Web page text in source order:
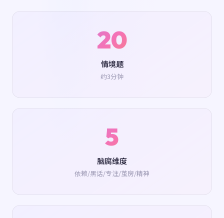
20
情境题
约3分钟
5
脑腐维度
依赖/黑话/专注/茧房/精神